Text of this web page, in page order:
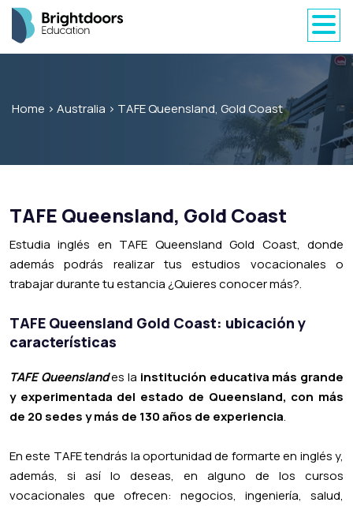
Home > Australia > TAFE Queensland, Gold Coast
TAFE Queensland, Gold Coast
Estudia inglés en TAFE Queensland Gold Coast, donde
además podrás realizar tus estudios vocacionales o
trabajar durante tu estancia ¿Quieres conocer más?.
TAFE Queensland Gold Coast: ubicación y
características
TAFE Queenslandes la institución educativa más grande
y experimentada del estado de Queensland, con más
de 20 sedes y más de 130 años de experiencia.
En este TAFE tendrás la oportunidad de formarte en inglés y,
además, si así lo deseas, en alguno de los cursos
vocacionales que ofrecen: negocios, ingeniería, salud,